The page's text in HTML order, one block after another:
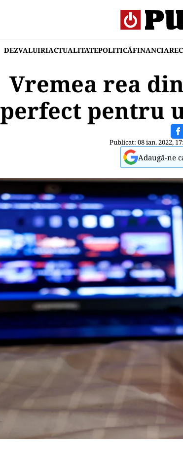
DEZVALUIRIACTUALITATEPOLITICĂFINANCIAR
Vremea rea
perfect pentru
Publicat: 08 ian. 2022,
Adaugă-ne